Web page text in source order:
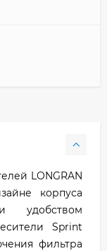
LONGRAN
корпуса
удобством
Sprint
фильтра